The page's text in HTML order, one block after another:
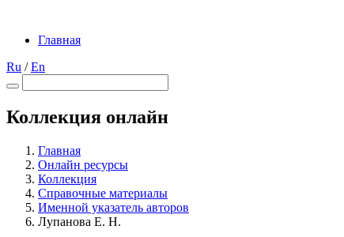
Главная
Ru /En
Коллекция онлайн
Главная
Онлайн ресурсы
Коллекция
Справочные материалы
Именной указатель авторов
Лупанова Е. Н.